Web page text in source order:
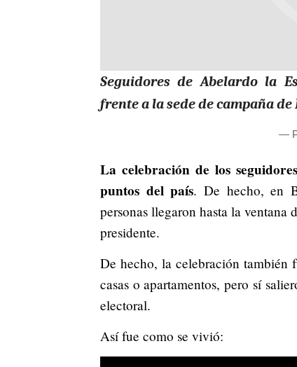
Seguidores de Abelardo la
frente a la sede de campaña de
—
La celebración de los
puntos del país. De hecho, en
personas llegaron hasta la
presidente.
De hecho, la celebración también
casas o apartamentos, pero sí
electoral.
Así fue como se vivió: